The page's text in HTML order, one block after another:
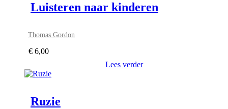
Luisteren naar kinderen
Thomas Gordon
€ 6,00
Lees verder
Ruzie